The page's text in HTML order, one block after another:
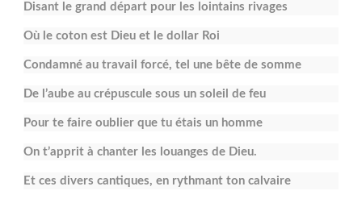
Disant le grand départ pour les lointains rivages
Où le coton est Dieu et le dollar Roi
Condamné au travail forcé, tel une bête de somme
De l’aube au crépuscule sous un soleil de feu
Pour te faire oublier que tu étais un homme
On t’apprit à chanter les louanges de Dieu.
Et ces divers cantiques, en rythmant ton calvaire